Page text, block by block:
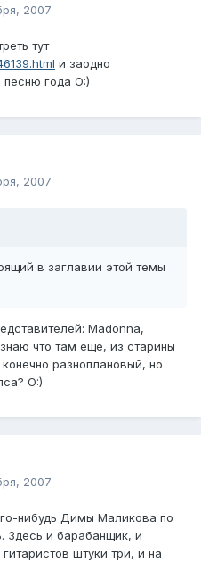
2007
тут
и заодно
года O:)
2007
в заглавии этой темы
Madonna,
что там еще, из старины
разноплановый, но
O:)
2007
нибудь Димы Маликова по
Здесь и барабанщик, и
штуки три, и на